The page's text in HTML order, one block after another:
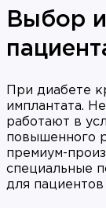
Выбор
При диабете
имплантата.
работают в
повышенного
премиум-
специальные
для